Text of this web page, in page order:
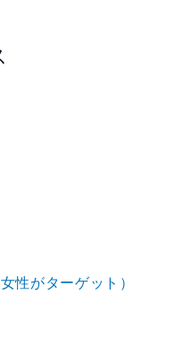
性がターゲット）